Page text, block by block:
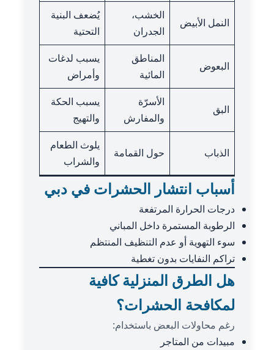
النمل الأبيض
الخشب،
الجدران
يُضعف البنية
التحتية
البعوض
المناطق
المائية
يسبب لدغات
وأمراض
البق
الأسرّة
والمفارش
يسبب الحكة
والتهيج
الذباب حول القمامة
يلوث الطعام
والشراب
أسباب انتشار الحشرات في دبي
درجات الحرارة المرتفعة
الرطوبة المستمرة داخل المباني
سوء التهوية أو عدم التنظيف المنتظم
تراكم النفايات بدون تغطية
هل الطرق المنزلية كافية
لمكافحة الحشرات؟
رغم محاولات البعض باستخدام:
مبيدات من المتاجر